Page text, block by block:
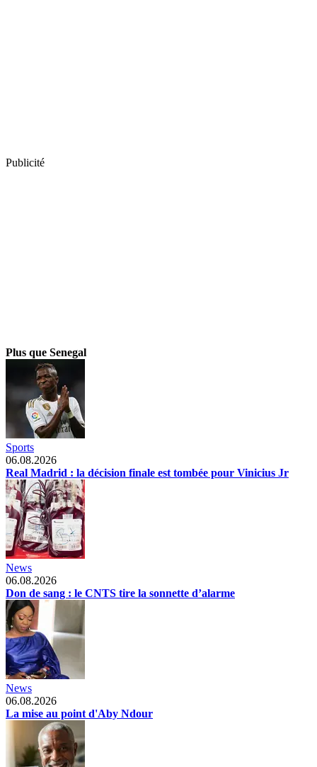
Publicité
Plus que Senegal
Sports
06.08.2026
Real Madrid : la décision finale est tombée pour Vinicius Jr
News
06.08.2026
Don de sang : le CNTS tire la sonnette d’alarme
News
06.08.2026
La mise au point d'Aby Ndour